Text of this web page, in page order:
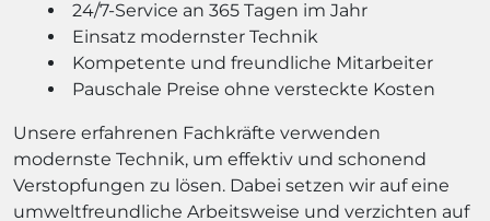
24/7-Service an 365 Tagen im Jahr
Einsatz modernster Technik
Kompetente und freundliche Mitarbeiter
Pauschale Preise ohne versteckte Kosten
Unsere erfahrenen Fachkräfte verwenden
modernste Technik, um effektiv und schonend
Verstopfungen zu lösen. Dabei setzen wir auf eine
umweltfreundliche Arbeitsweise und verzichten auf